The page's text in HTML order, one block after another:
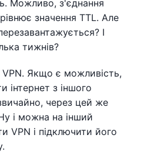
Можливо, з'єднання
значення TTL. Але
І
тижнів?
Якщо є можливість,
інтернет з іншого
через цей же
і можна на інший
VPN і підключити його